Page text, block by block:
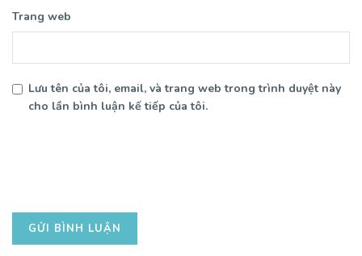
Trang web
Lưu tên của tôi, email, và trang web trong trình duyệt này
cho lần bình luận kế tiếp của tôi.